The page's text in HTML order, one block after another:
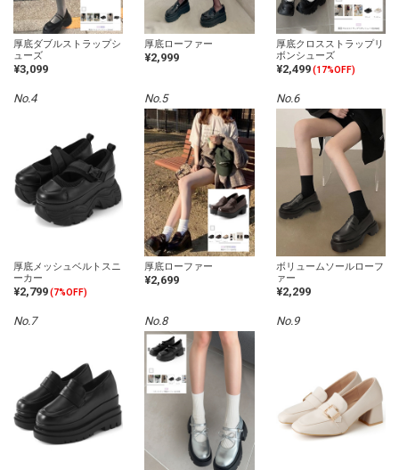
厚底ダブルストラップシ
ューズ
¥3,099
厚底ローファー
¥2,999
厚底クロスストラップリ
ボンシューズ
¥2,499 (17%OFF)
No.4
厚底メッシュベルトスニ
ーカー
¥2,799(7%OFF)
No.5
厚底ローファー
¥2,699
No.6
ボリュームソールローフ
ァー
¥2,299
No.7 No.8 No.9